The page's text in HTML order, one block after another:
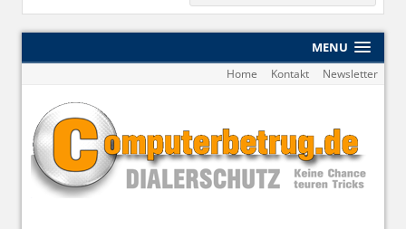
MENU
Home Kontakt Newsletter